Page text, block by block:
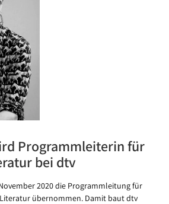
Programmleiterin für
bei dtv
2020 die Programmleitung für
übernommen. Damit baut dtv